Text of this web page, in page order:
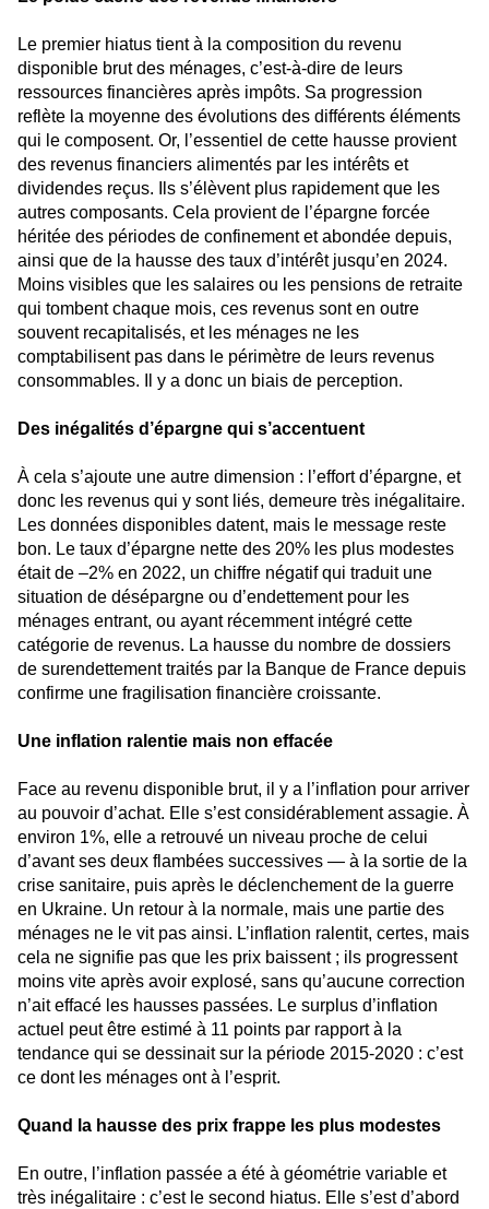
Le premier hiatus tient à la composition du revenu
disponible brut des ménages, c’est-à-dire de leurs
ressources financières après impôts. Sa progression
reflète la moyenne des évolutions des différents éléments
qui le composent. Or, l’essentiel de cette hausse provient
des revenus financiers alimentés par les intérêts et
dividendes reçus. Ils s’élèvent plus rapidement que les
autres composants. Cela provient de l’épargne forcée
héritée des périodes de confinement et abondée depuis,
ainsi que de la hausse des taux d’intérêt jusqu’en 2024.
Moins visibles que les salaires ou les pensions de retraite
qui tombent chaque mois, ces revenus sont en outre
souvent recapitalisés, et les ménages ne les
comptabilisent pas dans le périmètre de leurs revenus
consommables. Il y a donc un biais de perception.
Des inégalités d’épargne qui s’accentuent
À cela s’ajoute une autre dimension : l’effort d’épargne, et
donc les revenus qui y sont liés, demeure très inégalitaire.
Les données disponibles datent, mais le message reste
bon. Le taux d’épargne nette des 20% les plus modestes
était de –2% en 2022, un chiffre négatif qui traduit une
situation de désépargne ou d’endettement pour les
ménages entrant, ou ayant récemment intégré cette
catégorie de revenus. La hausse du nombre de dossiers
de surendettement traités par la Banque de France depuis
confirme une fragilisation financière croissante.
Une inflation ralentie mais non effacée
Face au revenu disponible brut, il y a l’inflation pour arriver
au pouvoir d’achat. Elle s’est considérablement assagie. À
environ 1%, elle a retrouvé un niveau proche de celui
d’avant ses deux flambées successives — à la sortie de la
crise sanitaire, puis après le déclenchement de la guerre
en Ukraine. Un retour à la normale, mais une partie des
ménages ne le vit pas ainsi. L’inflation ralentit, certes, mais
cela ne signifie pas que les prix baissent ; ils progressent
moins vite après avoir explosé, sans qu’aucune correction
n’ait effacé les hausses passées. Le surplus d’inflation
actuel peut être estimé à 11 points par rapport à la
tendance qui se dessinait sur la période 2015-2020 : c’est
ce dont les ménages ont à l’esprit.
Quand la hausse des prix frappe les plus modestes
En outre, l’inflation passée a été à géométrie variable et
très inégalitaire : c’est le second hiatus. Elle s’est d’abord